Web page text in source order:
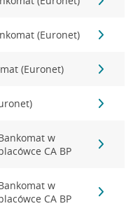
(Euronet)
(Euronet)
w
CA BP
w
CA BP